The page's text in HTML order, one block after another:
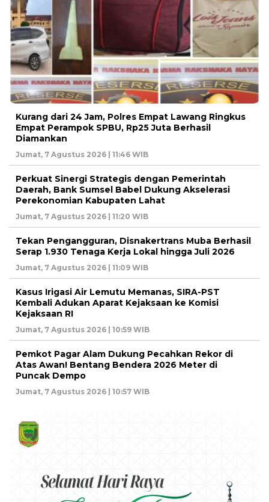
Kurang dari 24 Jam, Polres Empat Lawang Ringkus
Empat Perampok SPBU, Rp25 Juta Berhasil
Diamankan
Jumat, 7 Agustus 2026 | 11:46 WIB
Perkuat Sinergi Strategis dengan Pemerintah
Daerah, Bank Sumsel Babel Dukung Akselerasi
Perekonomian Kabupaten Lahat
Jumat, 7 Agustus 2026 | 11:20 WIB
Tekan Pengangguran, Disnakertrans Muba Berhasil
Serap 1.930 Tenaga Kerja Lokal hingga Juli 2026
Jumat, 7 Agustus 2026 | 11:09 WIB
Kasus Irigasi Air Lemutu Memanas, SIRA-PST
Kembali Adukan Aparat Kejaksaan ke Komisi
Kejaksaan RI
Jumat, 7 Agustus 2026 | 10:59 WIB
Pemkot Pagar Alam Dukung Pecahkan Rekor di
Atas Awan! Bentang Bendera 2026 Meter di
Puncak Dempo
Jumat, 7 Agustus 2026 | 10:57 WIB